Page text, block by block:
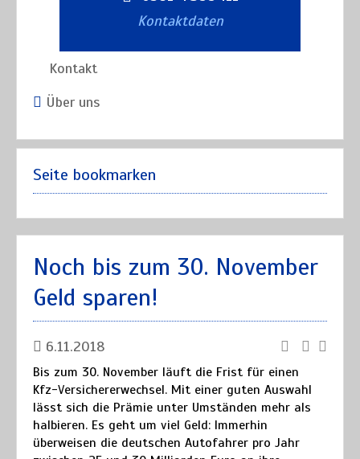
Kontaktdaten
Kontakt
Über uns
Seite bookmarken
Noch bis zum 30. November
Geld sparen!
6.11.2018
Bis zum 30. November läuft die Frist für einen
Kfz-Versichererwechsel. Mit einer guten Auswahl
lässt sich die Prämie unter Umständen mehr als
halbieren. Es geht um viel Geld: Immerhin
überweisen die deutschen Autofahrer pro Jahr